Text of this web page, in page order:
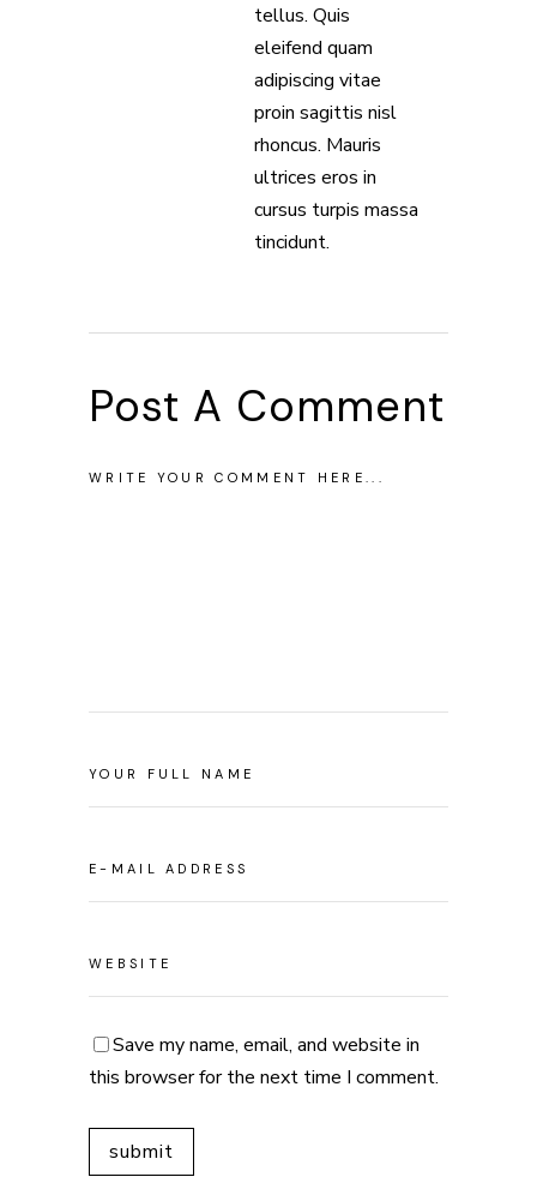
tellus. Quis
eleifend quam
adipiscing vitae
proin sagittis nisl
rhoncus. Mauris
ultrices eros in
cursus turpis massa
tincidunt.
Post A Comment
Save my name, email, and website in
this browser for the next time I comment.